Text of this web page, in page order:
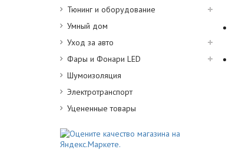
Тюнинг и оборудование
Умный дом
Уход за авто
Фары и Фонари LED
Шумоизоляция
Электротранспорт
Уцененные товары